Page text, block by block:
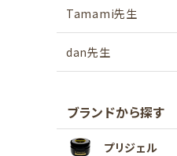
Tamami先生
dan先生
ブランドから探す
プリジェル